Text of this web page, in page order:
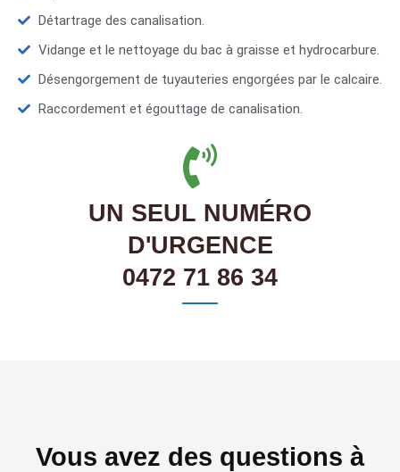
Détartrage des canalisation.
Vidange et le nettoyage du bac à graisse et hydrocarbure.
Désengorgement de tuyauteries engorgées par le calcaire.
Raccordement et égouttage de canalisation.
UN SEUL NUMÉRO
D'URGENCE
0472 71 86 34
Vous avez des questions à